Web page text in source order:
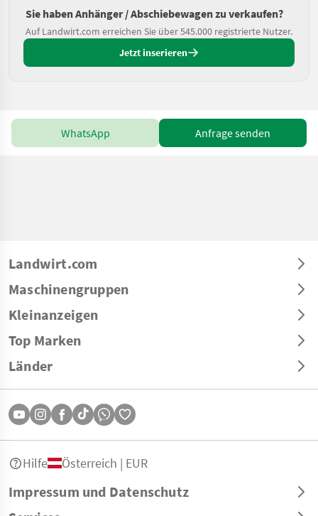
Sie haben Anhänger / Abschiebewagen zu verkaufen?
Auf Landwirt.com erreichen Sie über 545.000 registrierte Nutzer.
Jetzt inserieren
WhatsApp Anfrage senden
Landwirt.com
Maschinengruppen
Kleinanzeigen
Top Marken
Länder
Impressum und Datenschutz
Hilfe Österreich | EUR